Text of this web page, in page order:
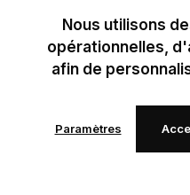
Nous utilisons
opérationnelles,
afin de
Paramètres